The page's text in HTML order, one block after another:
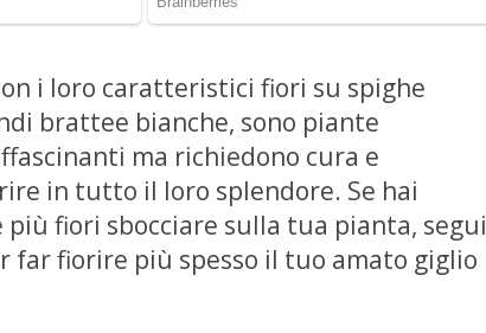
i loro caratteristici fiori su spighe
brattee bianche, sono piante
ma richiedono cura e
in tutto il loro splendore. Se hai
più fiori sbocciare sulla tua pianta, segui
far fiorire più spesso il tuo amato giglio